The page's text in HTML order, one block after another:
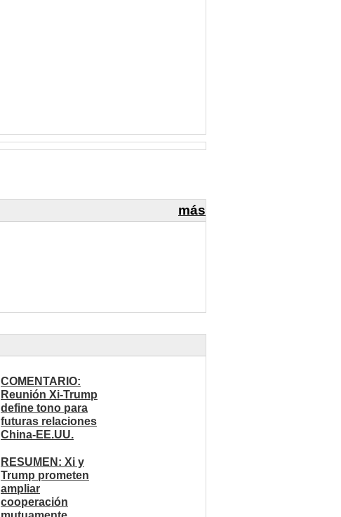
más
COMENTARIO:
Reunión Xi-Trump
define tono para
futuras relaciones
China-EE.UU.
RESUMEN: Xi y
Trump prometen
ampliar
cooperación